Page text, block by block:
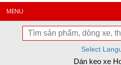
MENU
Select
Dán keo xe Hoàng